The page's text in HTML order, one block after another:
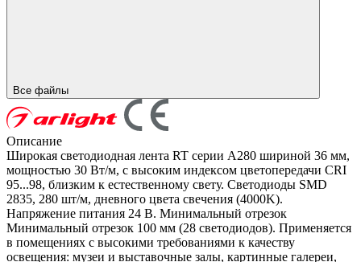
Все файлы
Описание
Широкая светодиодная лента RT серии A280 шириной 36 мм,
мощностью 30 Вт/м, с высоким индексом цветопередачи CRI
95...98, близким к естественному свету. Светодиоды SMD
2835, 280 шт/м, дневного цвета свечения (4000K).
Напряжение питания 24 В. Минимальный отрезок
Минимальный отрезок 100 мм (28 светодиодов). Применяется
в помещениях с высокими требованиями к качеству
освещения: музеи и выставочные залы, картинные галереи,